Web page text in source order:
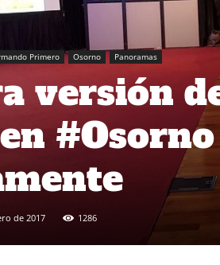
Primero Osorno Panoramas
versión
de 2017 1286